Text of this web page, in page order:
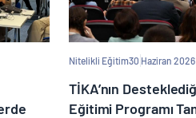
Nitelikli Eğitim30 Haziran 2026
TİKA’nın
Eğitimi Programı